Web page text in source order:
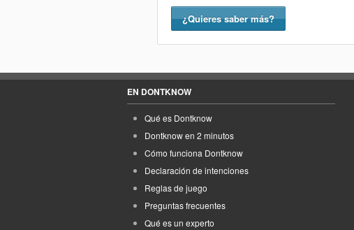
¿Quieres saber más?
EN DONTKNOW
Qué es Dontknow
Dontknow en 2 minutos
Cómo funciona Dontknow
Declaración de intenciones
Reglas de juego
Preguntas frecuentes
Qué es un experto